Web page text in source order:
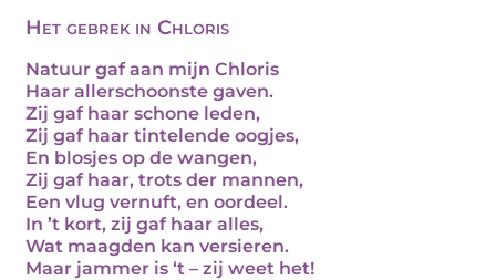
Het gebrek in Chloris
Natuur gaf aan mijn Chloris
Haar allerschoonste gaven.
Zij gaf haar schone leden,
Zij gaf haar tintelende oogjes,
En blosjes op de wangen,
Zij gaf haar, trots der mannen,
Een vlug vernuft, en oordeel.
In ’t kort, zij gaf haar alles,
Wat maagden kan versieren.
Maar jammer is ‘t – zij weet het!